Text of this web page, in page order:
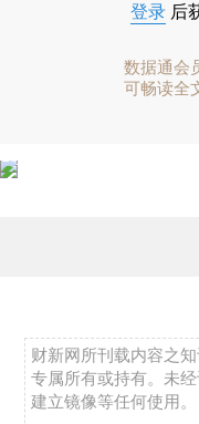
登录 后
数据通会
可畅读全
财新网所刊载内容之
专属所有或持有。未
建立镜像等任何使用。